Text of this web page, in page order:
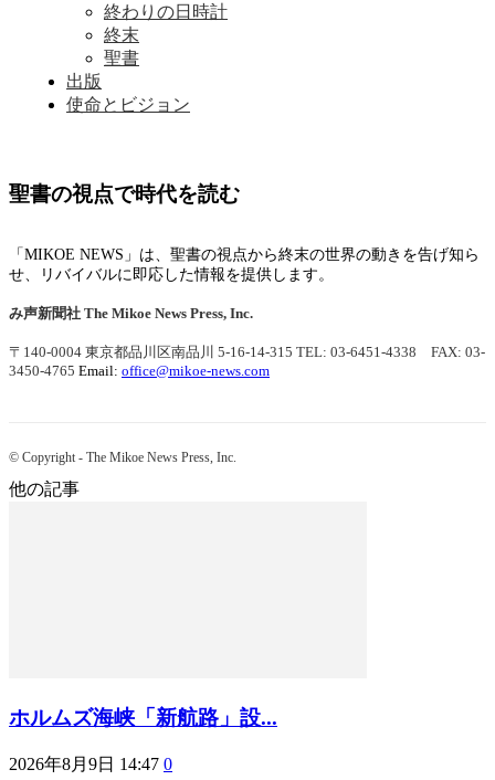
終わりの日時計
終末
聖書
出版
使命とビジョン
聖書の視点で時代を読む
「MIKOE NEWS」は、聖書の視点から終末の世界の動きを告げ知ら
せ、リバイバルに即応した情報を提供します。
み声新聞社 The Mikoe News Press, Inc.
〒140-0004 東京都品川区南品川 5-16-14-315 TEL: 03-6451-4338 FAX: 03-
3450-4765 Email: office@mikoe-news.com
© Copyright - The Mikoe News Press, Inc.
他の記事
ホルムズ海峡「新航路」設...
2026年8月9日 14:47 0